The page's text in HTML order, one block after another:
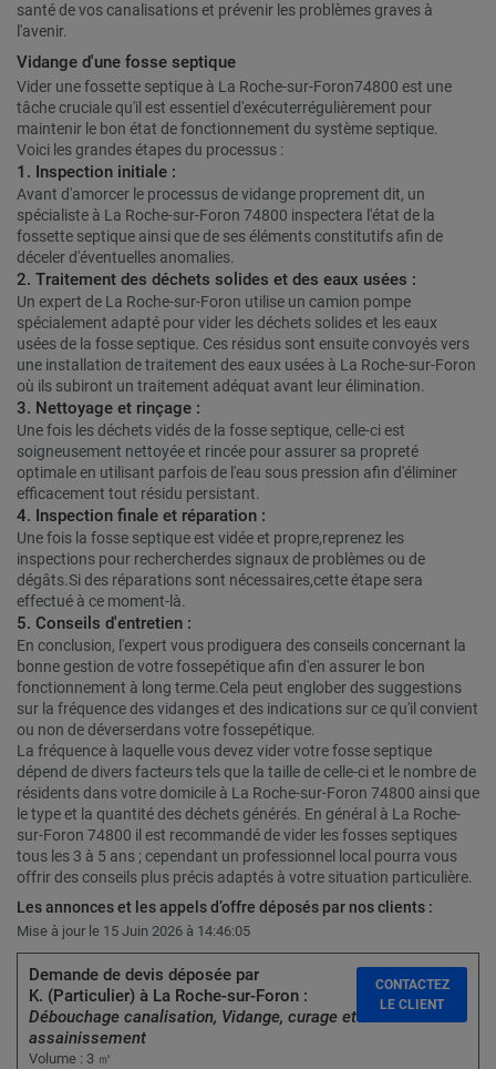
santé de vos canalisations et prévenir les problèmes graves à
l'avenir.
Vidange d'une fosse septique
Vider une fossette septique à La Roche-sur-Foron74800 est une
tâche cruciale qu'il est essentiel d'exécuterrégulièrement pour
maintenir le bon état de fonctionnement du système septique.
Voici les grandes étapes du processus :
1. Inspection initiale :
Avant d'amorcer le processus de vidange proprement dit, un
spécialiste à La Roche-sur-Foron 74800 inspectera l'état de la
fossette septique ainsi que de ses éléments constitutifs afin de
déceler d'éventuelles anomalies.
2. Traitement des déchets solides et des eaux usées :
Un expert de La Roche-sur-Foron utilise un camion pompe
spécialement adapté pour vider les déchets solides et les eaux
usées de la fosse septique. Ces résidus sont ensuite convoyés vers
une installation de traitement des eaux usées à La Roche-sur-Foron
où ils subiront un traitement adéquat avant leur élimination.
3. Nettoyage et rinçage :
Une fois les déchets vidés de la fosse septique, celle-ci est
soigneusement nettoyée et rincée pour assurer sa propreté
optimale en utilisant parfois de l'eau sous pression afin d'éliminer
efficacement tout résidu persistant.
4. Inspection finale et réparation :
Une fois la fosse septique est vidée et propre,reprenez les
inspections pour rechercherdes signaux de problèmes ou de
dégâts.Si des réparations sont nécessaires,cette étape sera
effectué à ce moment-là.
5. Conseils d'entretien :
En conclusion, l'expert vous prodiguera des conseils concernant la
bonne gestion de votre fossepétique afin d'en assurer le bon
fonctionnement à long terme.Cela peut englober des suggestions
sur la fréquence des vidanges et des indications sur ce qu'il convient
ou non de déverserdans votre fossepétique.
La fréquence à laquelle vous devez vider votre fosse septique
dépend de divers facteurs tels que la taille de celle-ci et le nombre de
résidents dans votre domicile à La Roche-sur-Foron 74800 ainsi que
le type et la quantité des déchets générés. En général à La Roche-
sur-Foron 74800 il est recommandé de vider les fosses septiques
tous les 3 à 5 ans ; cependant un professionnel local pourra vous
offrir des conseils plus précis adaptés à votre situation particulière.
Les annonces et les appels d’offre déposés par nos clients :
Mise à jour le 15 Juin 2026 à 14:46:05
Demande de devis déposée par
K. (Particulier) à La Roche-sur-Foron :
Débouchage canalisation, Vidange, curage et
assainissement
Volume : 3 ㎥
CONTACTEZ
LE CLIENT